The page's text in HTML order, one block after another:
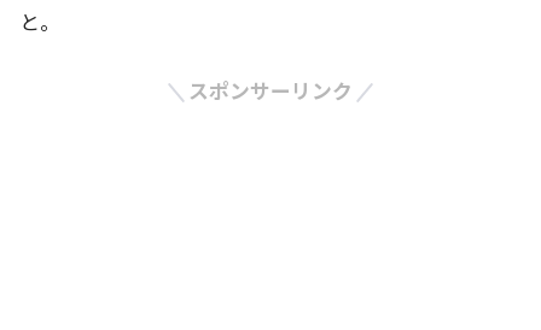
と。
スポンサーリンク